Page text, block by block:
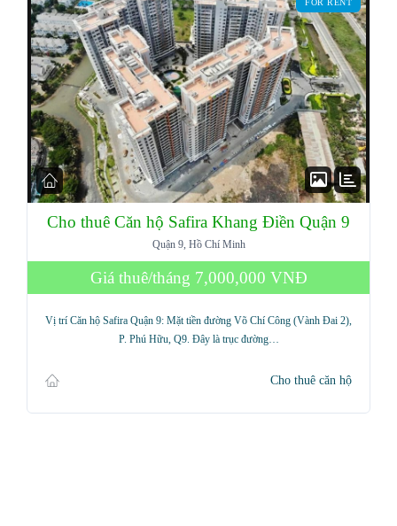
FOR RENT
Cho thuê Căn hộ Safira Khang Điền Quận 9
Quận 9, Hồ Chí Minh
Giá thuê/tháng 7,000,000 VNĐ
Vị trí Căn hộ Safira Quận 9: Mặt tiền đường Võ Chí Công (Vành Đai 2),
P. Phú Hữu, Q9. Đây là trục đường…
Cho thuê căn hộ